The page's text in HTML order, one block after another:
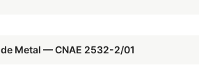
Metal — CNAE 2532-2/01